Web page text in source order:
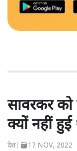
सावरकर को
क्यों नहीं
देश 17 NOV, 2022